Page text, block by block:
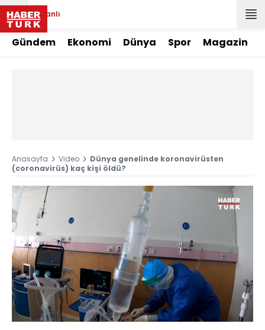
Canlı
Gündem Ekonomi Dünya Spor Magazin
Anasayfa Video
Dünya genelinde koronavirüsten
(coronavirüs) kaç kişi öldü?
Sesi
Aç
Yüklendi:
35.38%
Oynatma
Hızı